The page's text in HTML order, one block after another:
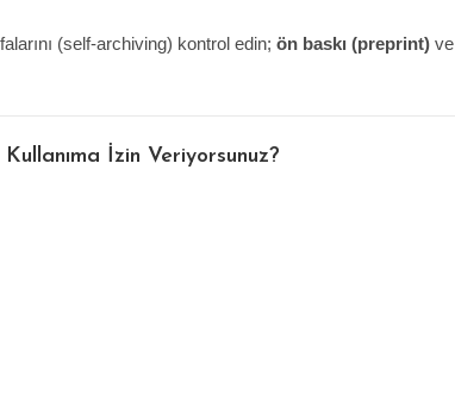
(self-archiving) kontrol edin; ön baskı (preprint) ve
İzin Veriyorsunuz?